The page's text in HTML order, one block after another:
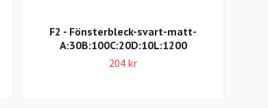
F2 - Fönsterbleck-svart-matt-
A:30B:100C:20D:10L:1200
204 kr